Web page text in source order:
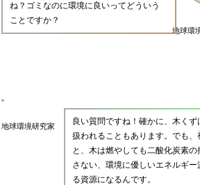
地球環
ね？ゴミなのに環境に良いってどういう
ことですか？
地球環境研究家
良い質問ですね！確かに、木くず
扱われることもあります。でも、
と、木は燃やしても二酸化炭素
さない、環境に優しいエネルギー
る資源になるんです。